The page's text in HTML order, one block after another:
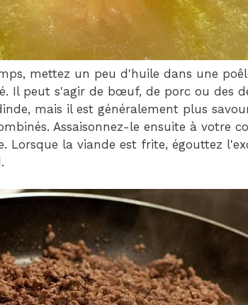
mettez un peu d'huile dans une
Il peut s'agir de bœuf, de porc ou des
mais il est généralement plus
Assaisonnez-le ensuite à votre
Lorsque la viande est frite, égouttez